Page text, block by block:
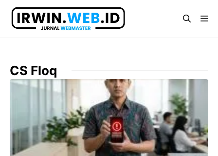
Langsung
CS Floq